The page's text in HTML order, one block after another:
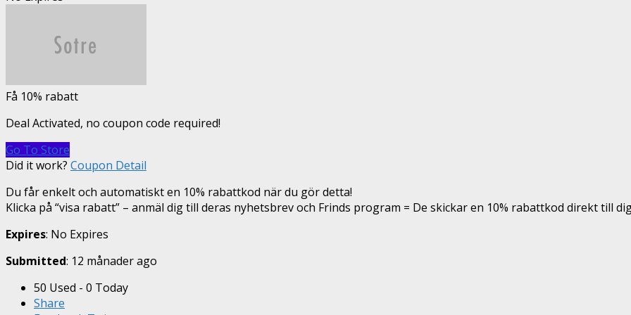
Få 10% rabatt
Deal Activated, no coupon code required!
Go To Store
Did it work? Coupon Detail
Du får enkelt och automatiskt en 10% rabattkod när du gör detta!
Klicka på “visa rabatt” – anmäl dig till deras nyhetsbrev och Frinds program = De skickar en 10% rabattkod direkt till
Expires: No Expires
Submitted: 12 månader ago
50 Used - 0 Today
Share